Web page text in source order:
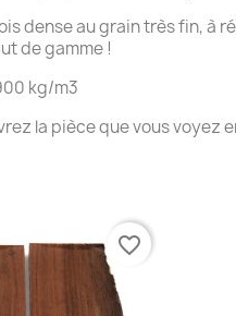
dense au grain très fin, à
de gamme !
kg/m3
la pièce que vous voyez
favorite_border